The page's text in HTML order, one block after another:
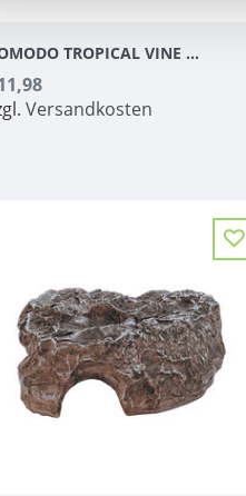
KOMODO TROPICAL VINE BRANCH
Versandkosten